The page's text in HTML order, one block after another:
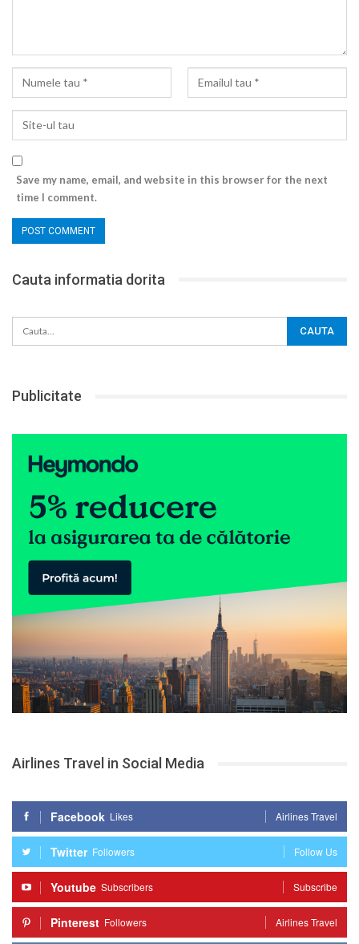
Save my name, email, and website in this browser for the next
time I comment.
Cauta informatia dorita
Publicitate
Airlines Travel in Social Media
Facebook Likes Airlines Travel
Twitter Followers Follow Us
Youtube Subscribers Subscribe
Pinterest Followers Airlines Travel